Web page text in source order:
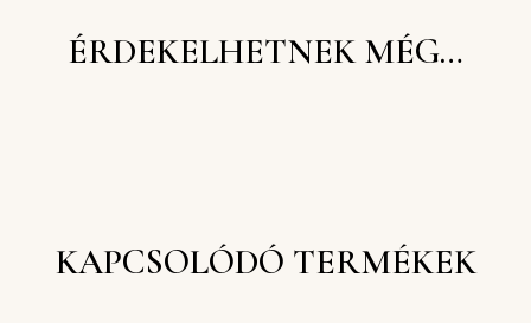
ÉRDEKELHETNEK MÉG…
KAPCSOLÓDÓ TERMÉKEK